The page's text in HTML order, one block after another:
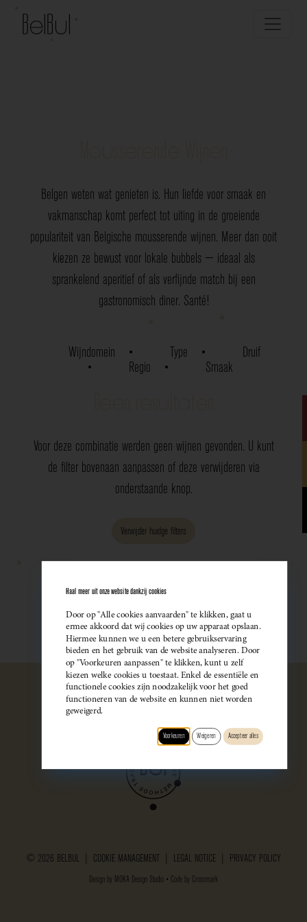
Belgen weten wat genieten is. Hun liefde voor smaak en
vakmanschap komt perfect tot uiting in de groeiende
populariteit van Belgische mousserende wijnen. Meer dan ooit
kiezen ze bewust voor lokale bubbels — ideaal als
sprankelend aperitief of als verfijnde match bij een
gastronomisch diner. Santé!
Wijndomein Type
Druif
Regio
Smaak
Voor deze combinatie werden geen wijnen gevonden. U kunt
de filter bovenaan aanpassen of deze verwijderen via
onderstaande knop.
Verwijder huidge filters
© 2026 BELBUL | COOKIE MANAGEMENT LEGAL NOTICE PRIVACY POLICY
Design by MOKA Design Studio • Code by Crossmark
Haal meer uit onze website dankzij cookies
Door op "Alle cookies aanvaarden" te klikken, gaat u
ermee akkoord dat wij cookies op uw apparaat opslaan.
Hiermee kunnen we u een betere gebruikservaring
bieden en het gebruik van de website analyseren. Door
op "Voorkeuren aanpassen" te klikken, kunt u zelf
kiezen welke cookies u toestaat. Enkel de essentiële en
functionele cookies zijn noodzakelijk voor het goed
functioneren van de website en kunnen niet worden
geweigerd.
Voorkeuren Weigeren Accepteer alles